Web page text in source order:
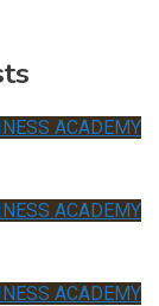
ACADEMY
ACADEMY
ACADEMY